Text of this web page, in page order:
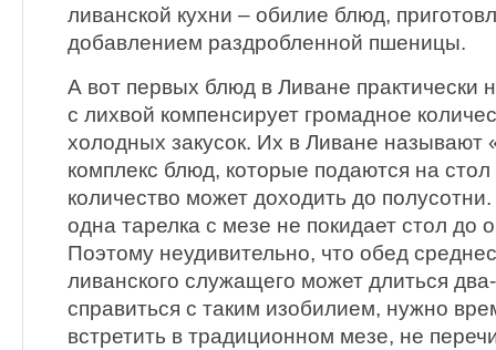
ливанской кухни – обилие блюд,
добавлением раздробленной пшеницы.
А вот первых блюд в Ливане практически
с лихвой компенсирует громадное
холодных закусок. Их в Ливане называют
комплекс блюд, которые подаются на
количество может доходить до
одна тарелка с мезе не покидает стол до
Поэтому неудивительно, что обед
ливанского служащего может длиться
справиться с таким изобилием, нужно
встретить в традиционном мезе, не